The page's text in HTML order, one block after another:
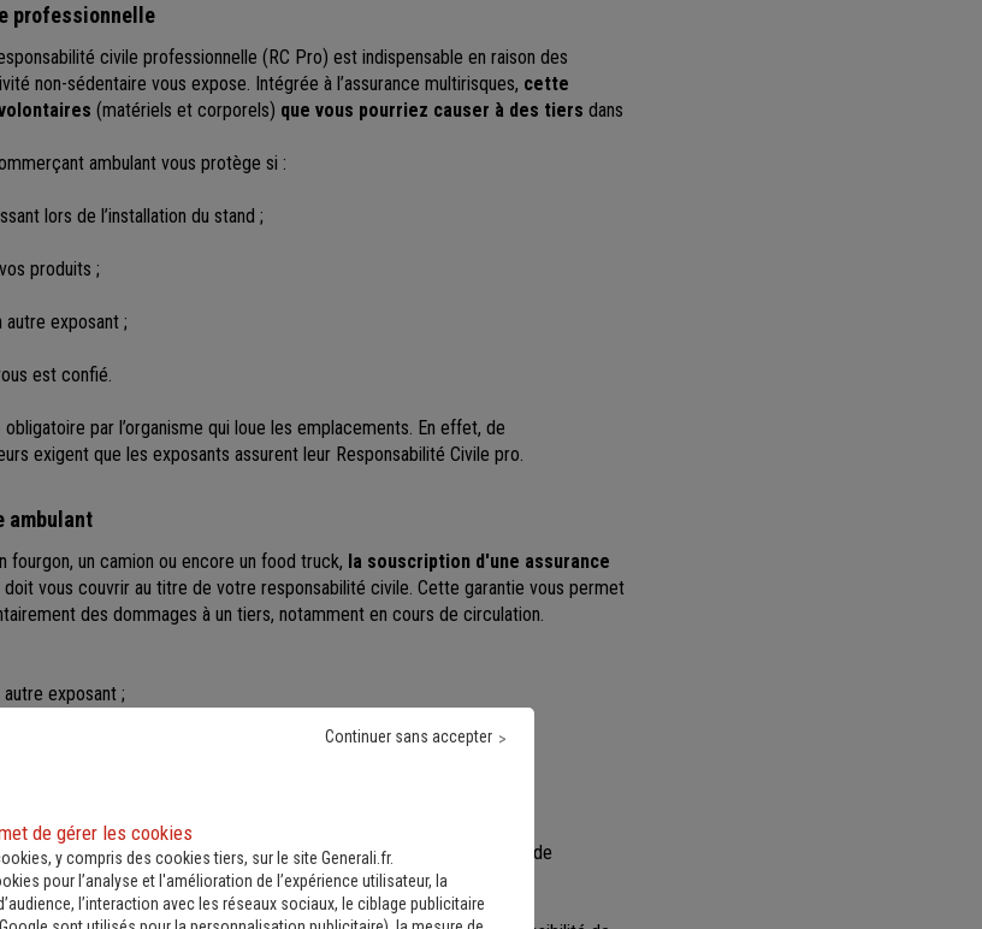
professionnelle
civile professionnelle (RC Pro) est indispensable en raison des
non-sédentaire vous expose. Intégrée à l’assurance multirisques, cette
(matériels et corporels) que vous pourriez causer à des tiers dans
ambulant vous protège si :
lors de l’installation du stand ;
produits ;
autre exposant ;
est confié.
par l’organisme qui loue les emplacements. En effet, de
exigent que les exposants assurent leur Responsabilité Civile pro.
ambulant
fourgon, un camion ou encore un food truck, la souscription d'une assurance
doit vous couvrir au titre de votre responsabilité civile. Cette garantie vous permet
des dommages à un tiers, notamment en cours de circulation.
exposant ;
la porte de votre véhicule ;
en stationnant.
étant exposé à de nombreux risques, il est néanmoins recommandé de
telles que :
de gérer les cookies
y compris des cookies tiers, sur le site Generali.fr.
pour l’analyse et l'amélioration de l’expérience utilisateur, la
l’interaction avec les réseaux sociaux, le ciblage publicitaire
Continuer sans accepter